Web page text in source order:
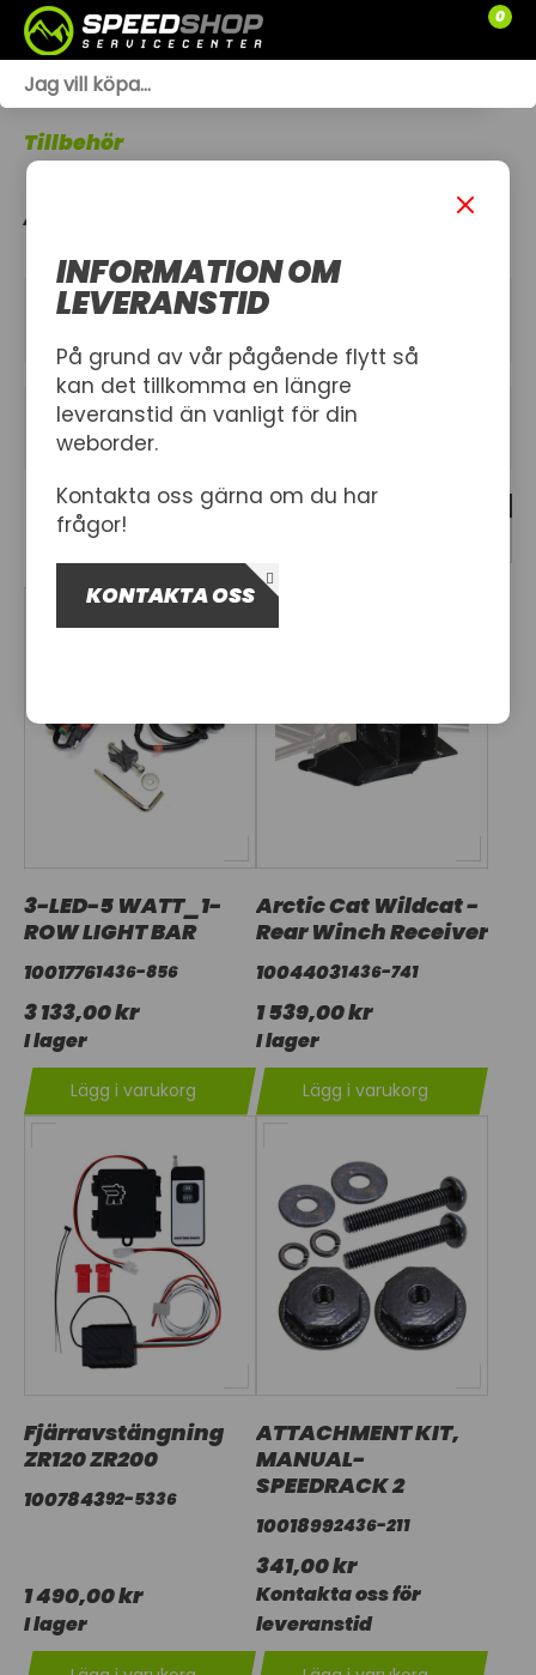
0
SLÄPVAGNAR
Tillbehör
ATV
KATEGORIER
FILTER
3-LED-5 WATT_1-
ROW LIGHT BAR
10017761436-856
3 133,00 kr
I lager
Lägg i varukorg
Arctic Cat Wildcat -
Rear Winch Receiver
10044031436-741
1 539,00 kr
I lager
Lägg i varukorg
Fjärravstängning
ZR120 ZR200
100784392-5336
1 490,00 kr
I lager
ATTACHMENT KIT,
MANUAL-
SPEEDRACK 2
10018992436-211
341,00 kr
Kontakta oss för
leveranstid
INFORMATION OM
LEVERANSTID
På grund av vår pågående flytt så
kan det tillkomma en längre
leveranstid än vanligt för din
weborder.
Kontakta oss gärna om du har
frågor!
KONTAKTA OSS